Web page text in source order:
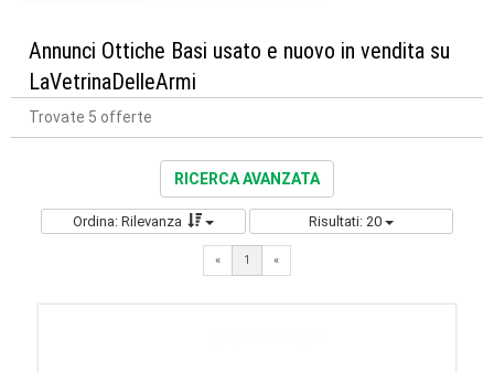
Annunci Ottiche Basi usato e nuovo in vendita su
LaVetrinaDelleArmi
Trovate 5 offerte
RICERCA AVANZATA
Ordina: Rilevanza Risultati: 20
« 1 «